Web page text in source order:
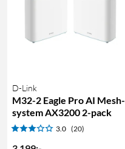
D-Link
M32-2 Eagle Pro AI Mesh-
system AX3200 2-pack
3.0 (20)